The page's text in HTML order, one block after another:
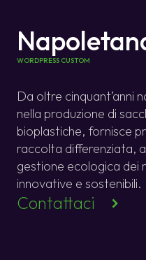
WORDPRESS CUSTOM
Da oltre cinquant’anni
nella produzione di
bioplastiche, fornisce
raccolta differenziata,
gestione ecologica dei
innovative e sostenibili.
Contattaci